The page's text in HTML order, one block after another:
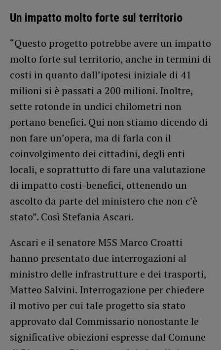
Un impatto molto forte sul territorio
“Questo progetto potrebbe avere un impatto
molto forte sul territorio, anche in termini di
costi in quanto dall’ipotesi iniziale di 41
milioni si è passati a 200 milioni. Inoltre,
sette rotonde in undici chilometri non
portano benefici. Qui non stiamo dicendo di
non fare un’opera, ma di farla con il
coinvolgimento dei cittadini, degli enti
locali, e soprattutto di fare una valutazione
di impatto costi-benefici, ottenendo un
ascolto da parte del ministero che non c’è
stato”. Così Stefania Ascari.
Ascari e il senatore M5S Marco Croatti
hanno presentato due interrogazioni al
ministro delle infrastrutture e dei trasporti,
Matteo Salvini. Interrogazione per chiedere
il motivo per cui tale progetto sia stato
approvato dal Commissario nonostante le
significative obiezioni espresse dal Comune